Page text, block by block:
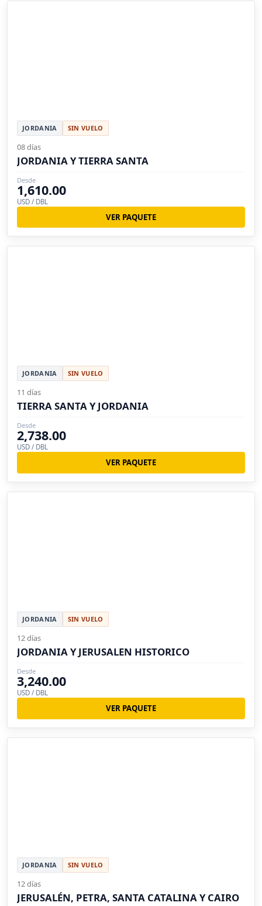
JORDANIA SIN VUELO
08 días
JORDANIA Y TIERRA SANTA
Desde
1,610.00
USD / DBL
VER PAQUETE
JORDANIA SIN VUELO
11 días
TIERRA SANTA Y JORDANIA
Desde
2,738.00
USD / DBL
VER PAQUETE
JORDANIA SIN VUELO
12 días
JORDANIA Y JERUSALEN HISTORICO
Desde
3,240.00
USD / DBL
VER PAQUETE
JORDANIA SIN VUELO
12 días
JERUSALÉN, PETRA, SANTA CATALINA Y CAIRO